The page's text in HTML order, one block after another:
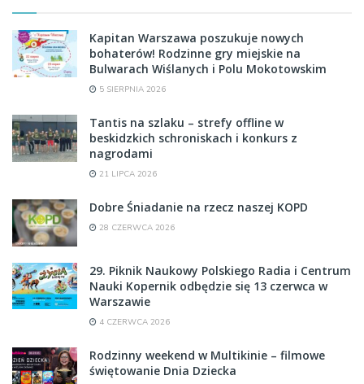
Kapitan Warszawa poszukuje nowych
bohaterów! Rodzinne gry miejskie na
Bulwarach Wiślanych i Polu Mokotowskim
5 SIERPNIA 2026
Tantis na szlaku – strefy offline w
beskidzkich schroniskach i konkurs z
nagrodami
21 LIPCA 2026
Dobre Śniadanie na rzecz naszej KOPD
28 CZERWCA 2026
29. Piknik Naukowy Polskiego Radia i Centrum
Nauki Kopernik odbędzie się 13 czerwca w
Warszawie
4 CZERWCA 2026
Rodzinny weekend w Multikinie – filmowe
świętowanie Dnia Dziecka